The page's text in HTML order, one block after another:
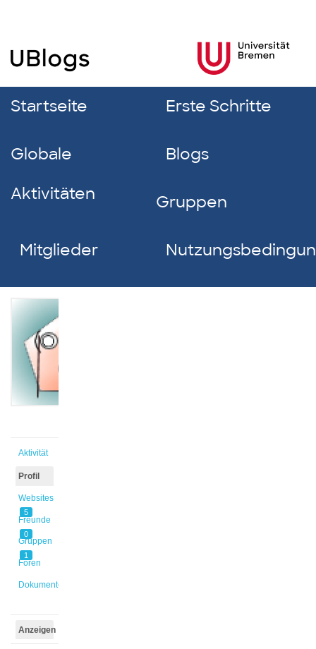
Startseite Erste Schritte
Globale
Aktivitäten
Blogs
Gruppen
Mitglieder
Aktivität
Profil
Websites
5
Freunde
0
Gruppen
1
Foren
Dokumente
Anzeigen